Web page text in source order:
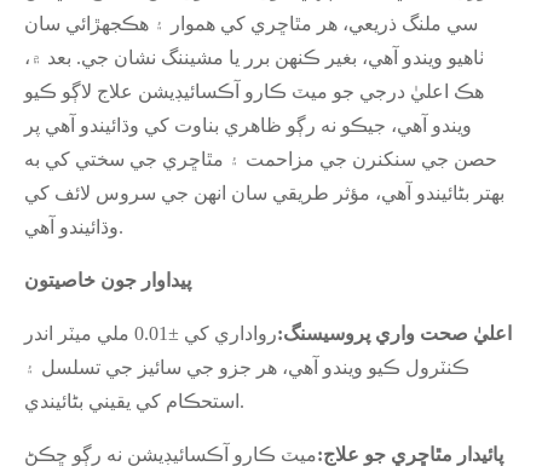
سي ملنگ ذريعي، هر مٿاڇري کي هموار ۽ هڪجهڙائي سان
ٺاهيو ويندو آهي، بغير ڪنهن برر يا مشيننگ نشان جي. بعد ۾،
هڪ اعليٰ درجي جو ميٽ ڪارو آڪسائيڊيشن علاج لاڳو ڪيو
ويندو آهي، جيڪو نه رڳو ظاهري بناوت کي وڌائيندو آهي پر
حصن جي سنکنرن جي مزاحمت ۽ مٿاڇري جي سختي کي به
بهتر بڻائيندو آهي، مؤثر طريقي سان انهن جي سروس لائف کي
وڌائيندو آهي.
پيداوار جون خاصيتون
اعليٰ صحت واري پروسيسنگ:
رواداري کي ±0.01 ملي ميٽر اندر
ڪنٽرول ڪيو ويندو آهي، هر جزو جي سائيز جي تسلسل ۽
استحڪام کي يقيني بڻائيندي.
پائيدار مٿاڇري جو علاج:ميٽ ڪارو آڪسائيڊيشن نه رڳو ڇڪڻ